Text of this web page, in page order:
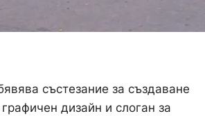
състезание за създаване
дизайн и слоган за